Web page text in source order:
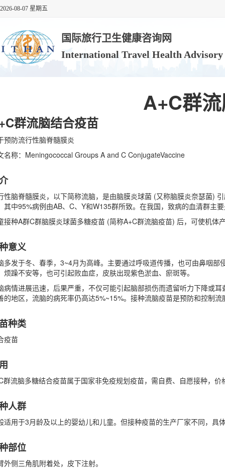
2026-08-07 星期五
国际旅行卫生健康咨询网
International Travel Health
A+C群
群流脑结合疫苗
预防流行性脑脊髓膜炎
名称：Meningococcal Groups A and C ConjugateVaccine
性脑脊髓膜炎，以下简称流脑，是由脑膜炎球菌 (又称脑膜炎奈瑟菌)
其中95%病例由AB、C、Y和W135群所致。在我国，致病的血清群主
接种A群C群脑膜炎球菌多糖疫苗 (简称A+C群流脑疫苗) 后，可使机体
意义
多发于冬、春季，3~4月为高峰。主要通过呼吸道传播，也可由鼻咽
烦躁不安等，也可引起败血症，皮肤出现紫色淤血、瘀斑等。
病情进展迅速，后果严重，不仅可能引起脑部损伤而遗留听力下降或
的地区，流脑的病死率仍高达5%~15%。接种流脑疫苗是预防和控制流
种类
疫苗
群流脑多糖结合疫苗属于国家非免疫规划疫苗，需自费、自愿接种，
人群
适用于3月龄及以上的婴幼儿和儿童。但接种疫苗的生产厂家不同，
部位
外侧三角肌附着处，皮下注射。